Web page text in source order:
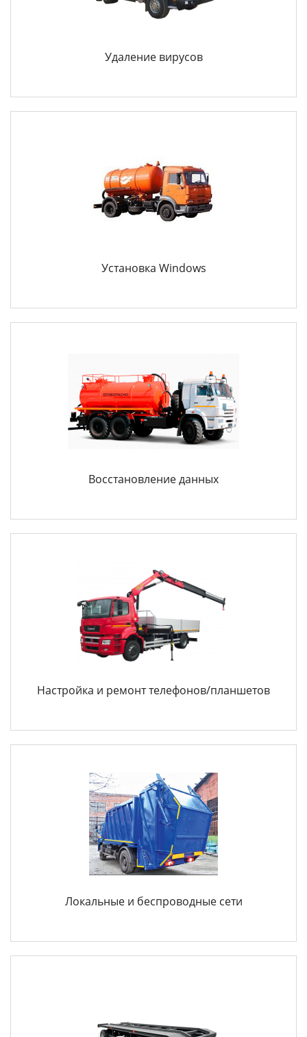
Удаление вирусов
Установка Windows
Восстановление данных
Настройка и ремонт телефонов/планшетов
Локальные и беспроводные сети